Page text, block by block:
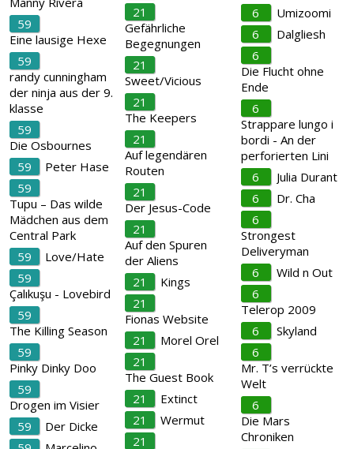
59
Eine lausige Hexe
59
randy cunningham
der ninja aus der 9.
klasse
59
Die Osbournes
59
Peter Hase
59
Tupu – Das wilde
Mädchen aus dem
Central Park
59
Love/Hate
59
Çalıkuşu - Lovebird
59
The Killing Season
59
Pinky Dinky Doo
59
Drogen im Visier
59
Der Dicke
21
Gefährliche
Begegnungen
21
Sweet/Vicious
21
The Keepers
21
Auf legendären
Routen
21
Der Jesus-Code
21
Auf den Spuren
der Aliens
21
Kings
21
Fionas Website
21
Morel Orel
21
The Guest Book
21
Extinct
21
Wermut
21
6
Umizoomi
6
Dalgliesh
6
Die Flucht ohne
Ende
6
Strappare lungo i
bordi - An der
perforierten Lini
6
Julia Durant
6
Dr. Cha
6
Strongest
Deliveryman
6
Wild n Out
6
Telerop 2009
6
Skyland
6
Mr. T’s verrückte
Welt
6
Die Mars
Chroniken